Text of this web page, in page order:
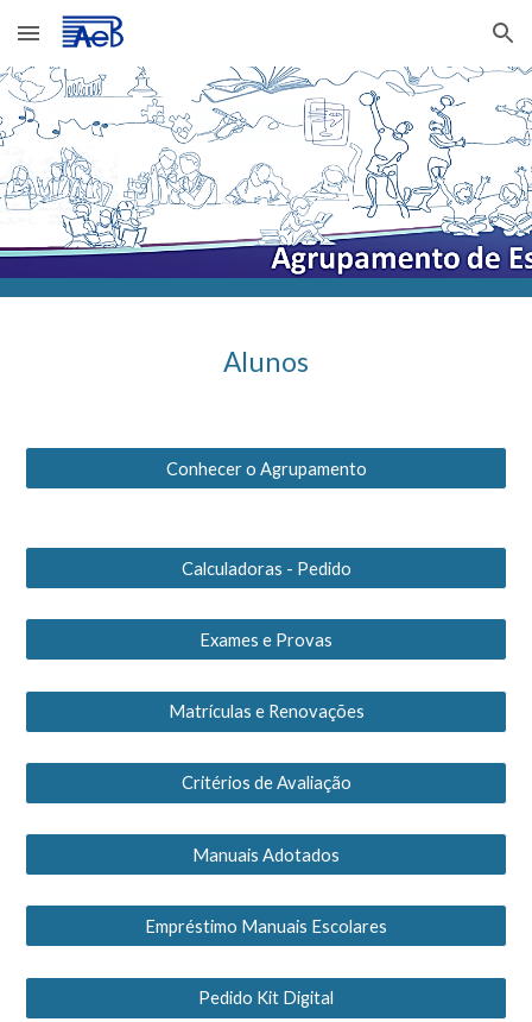
Skip to main content Skip to navigation
Alunos
Conhecer o Agrupamento
Calculadoras - Pedido
Exames e Provas
Matrículas e Renovações
Critérios de Avaliação
Manuais Adotados
Empréstimo Manuais Escolares
Pedido Kit Digital